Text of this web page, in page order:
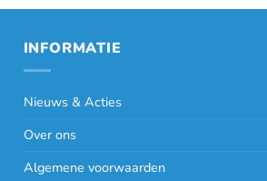
INFORMATIE
Nieuws & Acties
Over ons
Algemene voorwaarden